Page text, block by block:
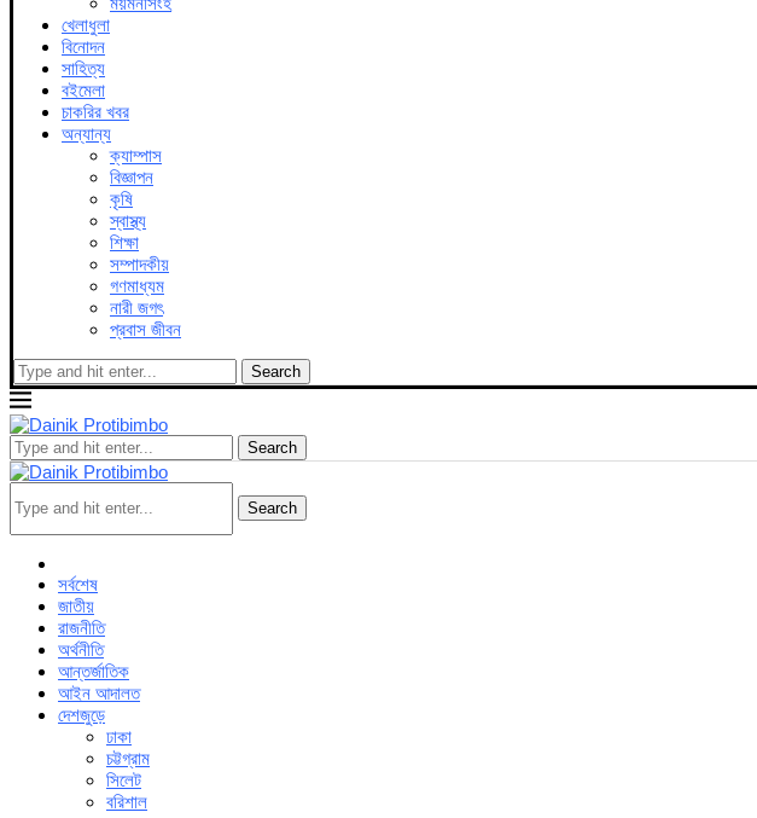
খেলাধুলা
বিনোদন
সাহিত্য
বইমেলা
চাকরির খবর
অন্যান্য
ক্যাম্পাস
বিজ্ঞাপন
কৃষি
স্বাস্থ্য
শিক্ষা
সম্পাদকীয়
গণমাধ্যম
নারী জগৎ
প্রবাস জীবন
Search
Search
Search
সর্বশেষ
জাতীয়
রাজনীতি
অর্থনীতি
আন্তর্জাতিক
আইন আদালত
দেশজুড়ে
ঢাকা
চট্টগ্রাম
সিলেট
বরিশাল